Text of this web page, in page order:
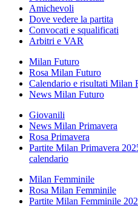
Amichevoli
Dove vedere la partita
Convocati e squalificati
Arbitri e VAR
Milan Futuro
Rosa Milan Futuro
Calendario e risultati Milan
News Milan Futuro
Giovanili
News Milan Primavera
Rosa Primavera
Partite Milan Primavera
calendario
Milan Femminile
Rosa Milan Femminile
Partite Milan Femminile